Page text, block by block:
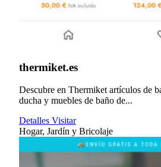
thermiket.es
Descubre en Thermiket artículos de
ducha y muebles de baño de...
Detalles Visitar
Hogar, Jardín y Bricolaje